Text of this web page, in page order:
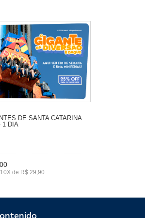
DE SANTA CATARINA
1 DIA
de R$ 29,90